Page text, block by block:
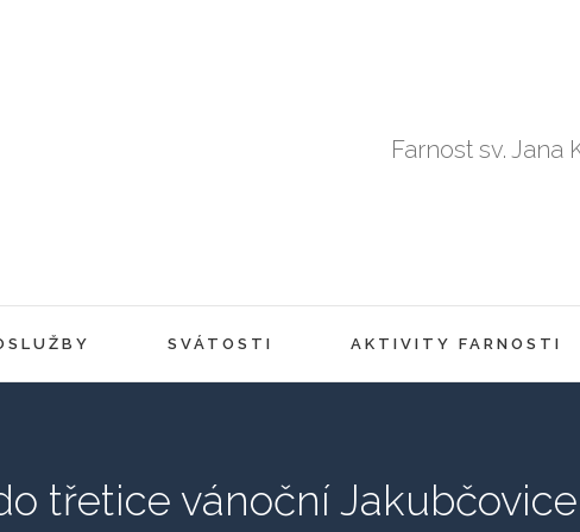
Farnost sv.
SVÁTOSTI AKTIVITY FARNOSTI
třetice vánoční Jakubčovice